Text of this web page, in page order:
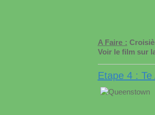
A Faire :
Voir le film sur
Etape 4 :